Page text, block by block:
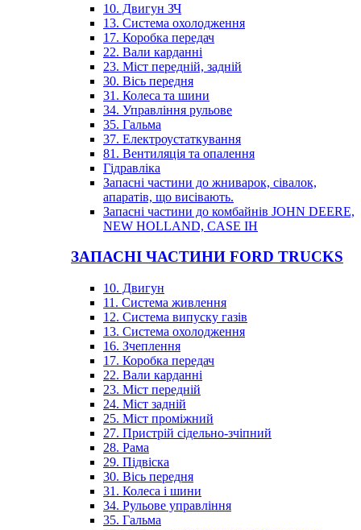
10. Двигун ЗЧ
13. Система охолодження
17. Коробка передач
22. Вали карданні
23. Міст передній, задній
30. Вісь передня
31. Колеса та шини
34. Управління рульове
35. Гальма
37. Електроустаткування
81. Вентиляція та опалення
Гідравліка
Запасні частини до жниварок, сівалок,
апаратів, що висівають.
Запасні частини до комбайнів JOHN DEERE,
NEW HOLLAND, CASE IH
ЗАПАСНІ ЧАСТИНИ FORD TRUCKS
10. Двигун
11. Система живлення
12. Система випуску газів
13. Система охолодження
16. Зчеплення
17. Коробка передач
22. Вали карданні
23. Міст передній
24. Міст задній
25. Міст проміжний
27. Пристрій сідельно-зчіпний
28. Рама
29. Підвіска
30. Вісь передня
31. Колеса і шини
34. Рульове управління
35. Гальма